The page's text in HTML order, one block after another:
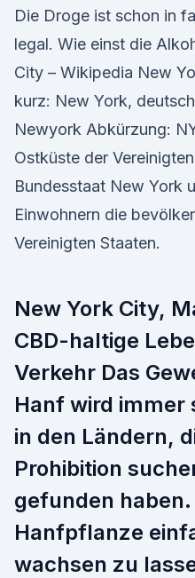
Die Droge ist schon in
legal. Wie einst die
City – Wikipedia New
kurz: New York,
Newyork Abkürzung:
Ostküste der
Bundesstaat New York
Einwohnern die
Vereinigten Staaten.
New York City,
CBD-haltige
Verkehr Das
Hanf wird immer
in den Ländern,
Prohibition
gefunden
Hanfpflanze
wachsen zu